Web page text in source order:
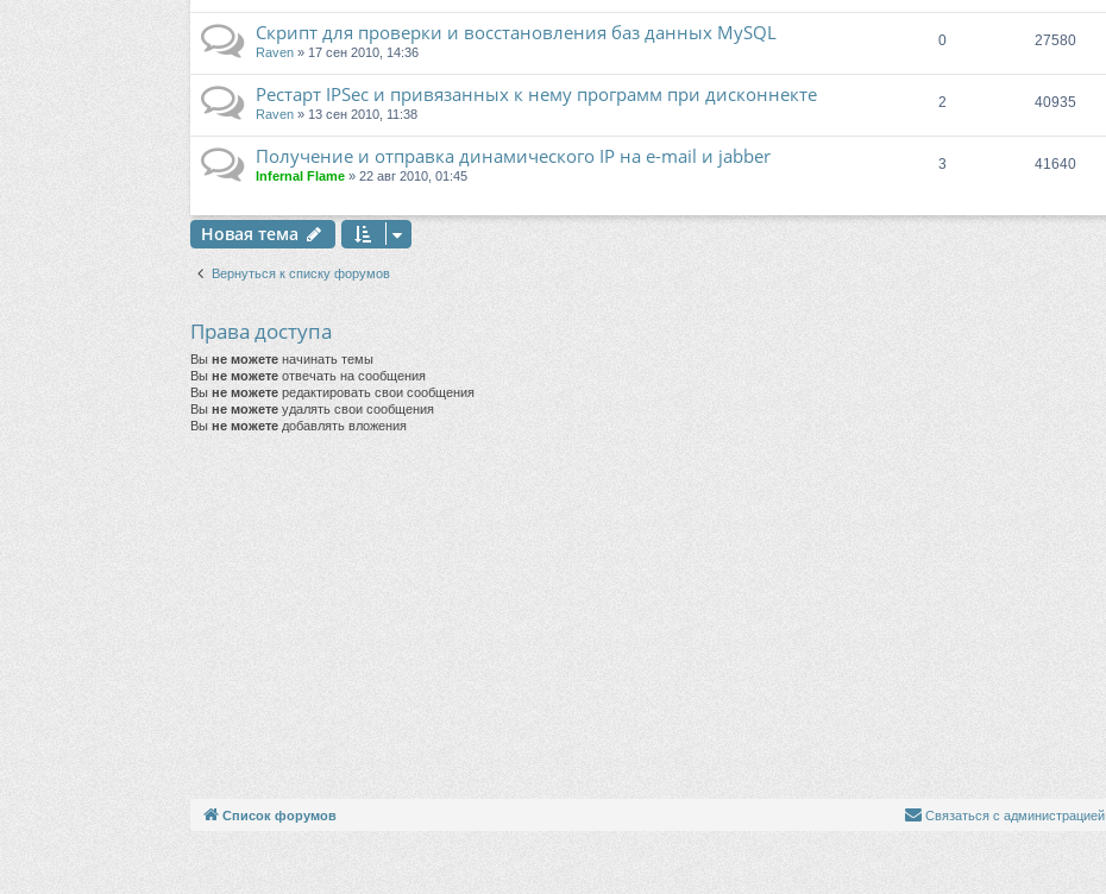
Скрипт для проверки и восстановления баз данных MySQL
Raven » 17 сен 2010, 14:36
0 27580
Рестарт IPSec и привязанных к нему программ при дисконнекте
Raven » 13 сен 2010, 11:38
2 40935
Получение и отправка динамического IP на е-mail и jabber
Infernal Flame » 22 авг 2010, 01:45
3 41640
Новая тема
Вернуться к списку форумов
Права доступа
Вы не можете начинать темы
Вы не можете отвечать на сообщения
Вы не можете редактировать свои сообщения
Вы не можете удалять свои сообщения
Вы не можете добавлять вложения
Список форумов Связаться с администрацией